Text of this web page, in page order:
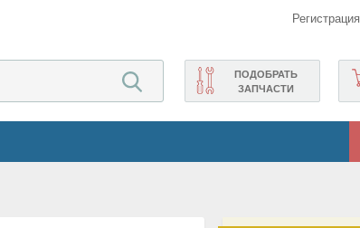
Регистрация
ПОДОБРАТЬ
ЗАПЧАСТИ